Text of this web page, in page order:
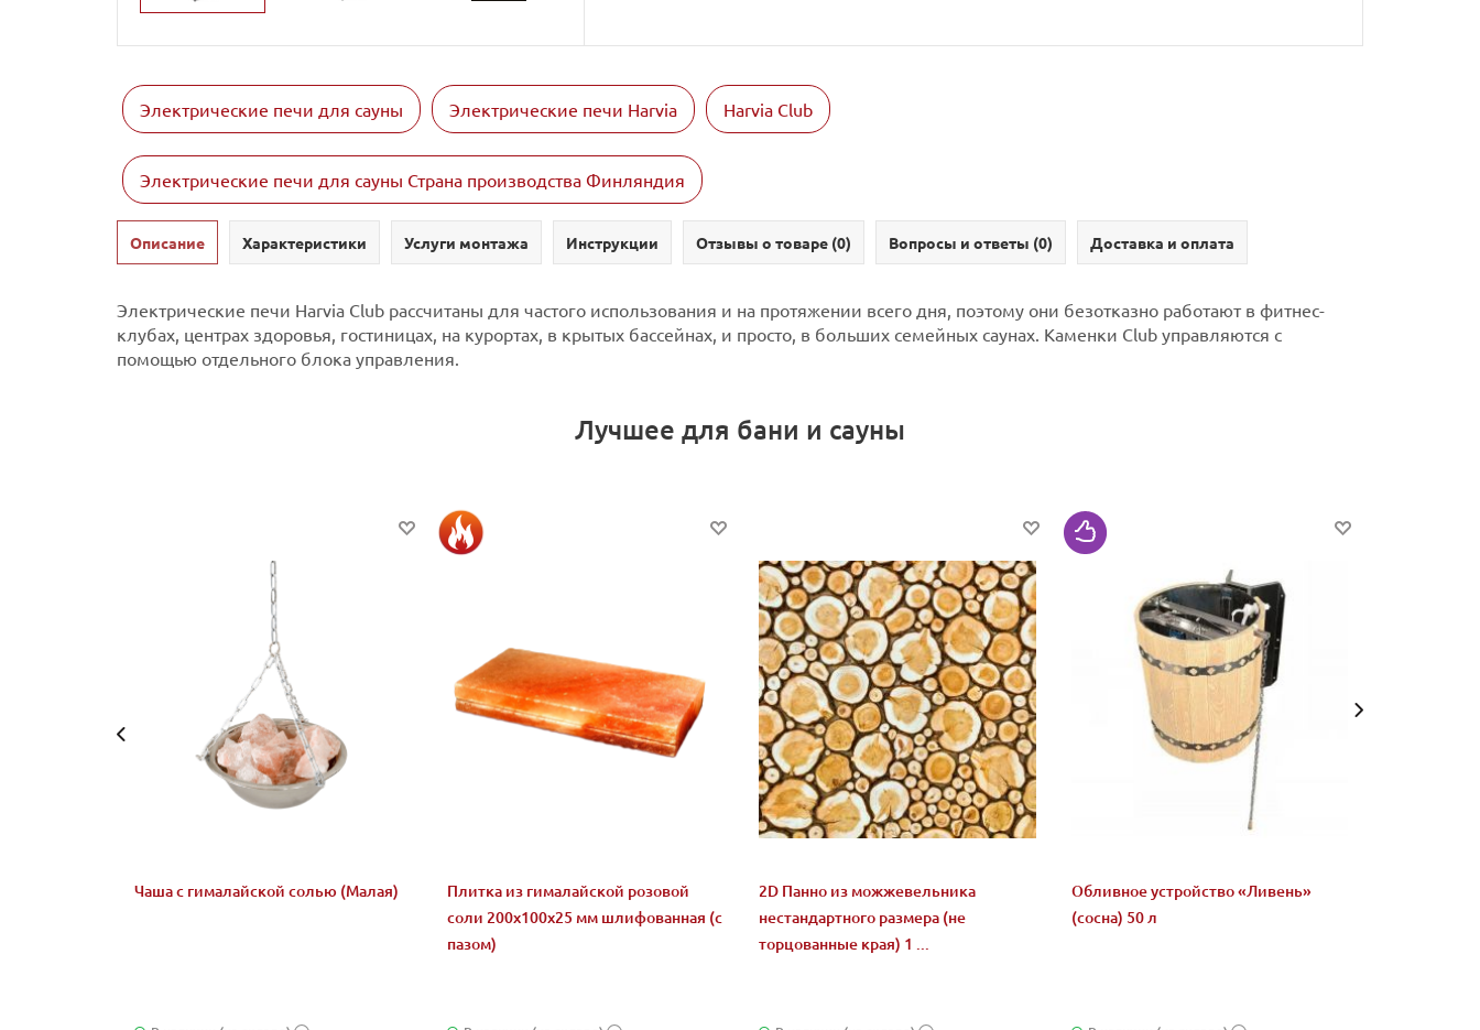
Электрические печи для сауны Электрические печи Harvia Harvia Club
Электрические печи для сауны Страна производства Финляндия
Описание Характеристики Услуги монтажа Инструкции Отзывы о товаре (0) Вопросы и ответы (0) Доставка и оплата
Электрические печи Harvia Club рассчитаны для частого использования и на протяжении всего дня, поэтому они безотказно работают в фитнес-
клубах, центрах здоровья, гостиницах, на курортах, в крытых бассейнах, и просто, в больших семейных саунах. Каменки Club управляются с
помощью отдельного блока управления.
Лучшее для бани и сауны
Чаша с гималайской солью (Малая)
Плитка из гималайской розовой
соли 200x100x25 мм шлифованная (с
пазом)
2D Панно из можжевельника
нестандартного размера (не
торцованные края) 1 ...
Обливное устройство «Ливень»
(сосна) 50 л